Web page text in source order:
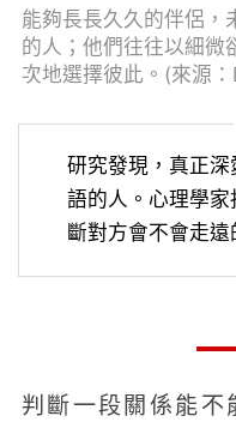
能夠長長久久的伴侶，
的人；他們往往以細微
次地選擇彼此。(來源
研究發現，真正
語的人。心理學
斷對方會不會走遠
判斷一段關係能不